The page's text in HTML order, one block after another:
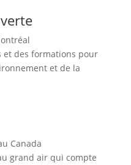
et des formations pour
et de la
Canada
grand air qui compte